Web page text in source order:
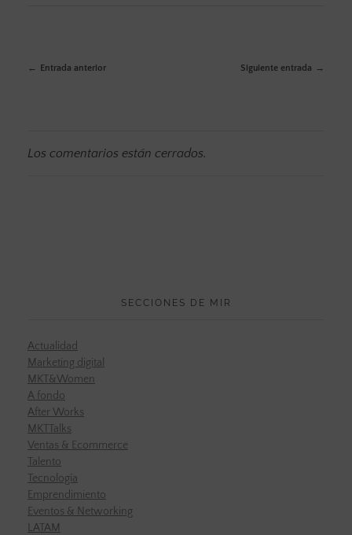
Entrada anterior Siguiente entrada
Los comentarios están cerrados.
SECCIONES DE MIR
Actualidad
Marketing digital
MKT&Women
A fondo
After Works
MKTTalks
Ventas & Ecommerce
Talento
Tecnología
Emprendimiento
Eventos & Networking
LATAM